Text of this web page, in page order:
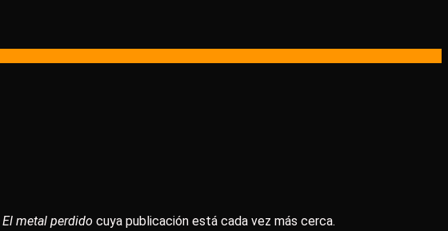
El metal perdido cuya publicación está cada vez más cerca.